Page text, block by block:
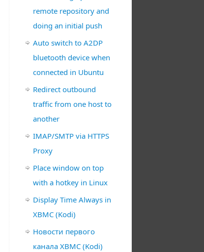
remote repository and
doing an initial push
Auto switch to A2DP
bluetooth device when
connected in Ubuntu
Redirect outbound
traffic from one host to
another
IMAP/SMTP via HTTPS
Proxy
Place window on top
with a hotkey in Linux
Display Time Always in
XBMC (Kodi)
Новости первого
канала XBMC (Kodi)